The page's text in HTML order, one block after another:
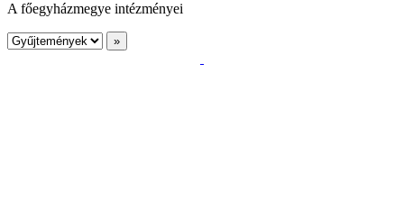
A főegyházmegye intézményei